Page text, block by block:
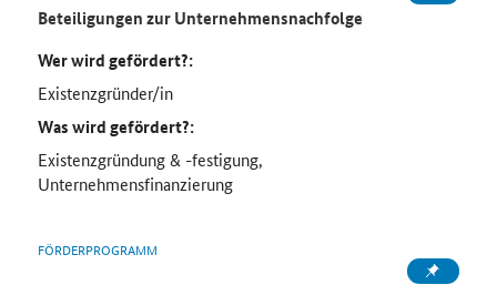
Beteiligungen zur Unternehmensnachfolge
Wer wird gefördert?:
Existenzgründer/in
Was wird gefördert?:
Existenzgründung & -festigung,
Unternehmensfinanzierung
FÖRDERPROGRAMM